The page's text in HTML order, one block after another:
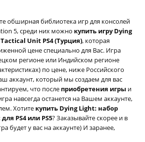
обширная библиотека игр для консолей
5, среди них можно купить игру Dying
Unit PS4 (Турция), которая
цене специально для Вас. Игра
регионе или Индийском регионе
по цене, ниже Российского
аккаунт, который мы создаем для вас
что после приобретения игры и
навсегда останется на Вашем аккаунте,
Хотите купить Dying Light: набор
PS4 или PS5? Заказывайте скорее и в
будет у вас на аккаунте) И заранее,